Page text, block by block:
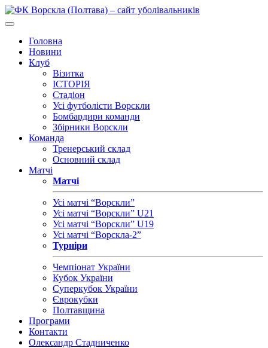
Головна
Новини
Клуб
Візитка
ІСТОРІЯ
Стадіон
Усі футболісти Ворскли
Бомбардири команди
Збірники Ворскли
Команда
Тренерський склад
Основний склад
Матчі
Матчі
Усі матчі “Ворскли”
Усі матчі “Ворскли” U21
Усі матчі “Ворскли” U19
Усі матчі “Ворскла-2”
Турніри
Чемпіонат України
Кубок України
Суперкубок України
Єврокубки
Полтавщина
Програми
Контакти
Олександр Стадниченко